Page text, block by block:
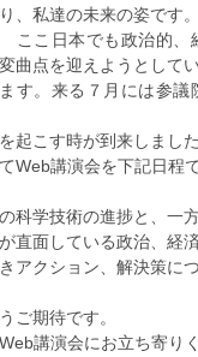
り、私達の未来の姿です
ここ日本でも政治的、
変曲点を迎えようとして
ます。来る７月には参
起こす時が到来しまし
Web講演会を下記日程
科学技術の進捗と、一
直面している政治、経
アクション、解決策に
ご期待です。
講演会にお立ち寄り